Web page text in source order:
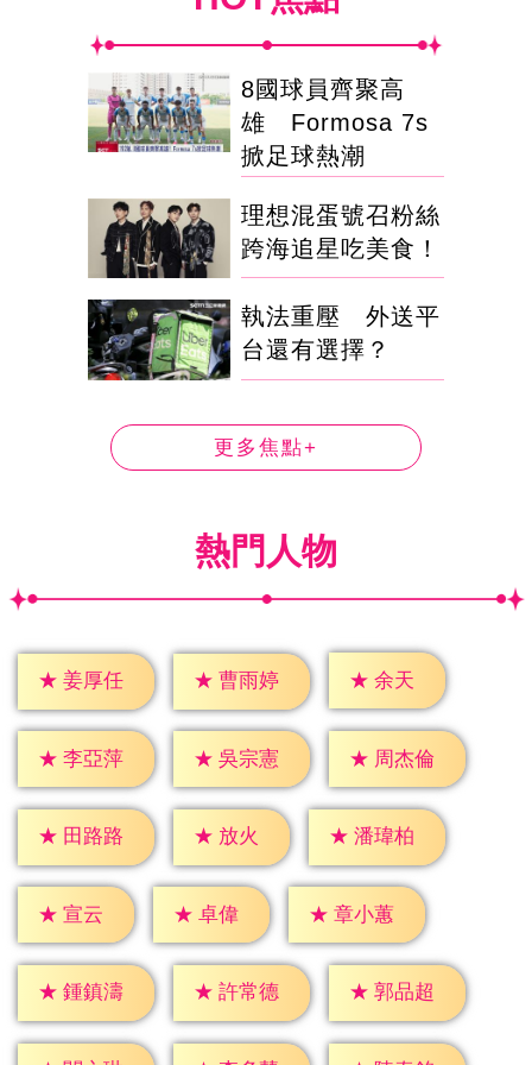
8國球員齊聚高
雄 Formosa 7s
掀足球熱潮
理想混蛋號召粉絲
跨海追星吃美食！
執法重壓 外送平
台還有選擇？
更多焦點+
熱門人物
★ 姜厚任 ★ 曹雨婷 ★ 余天
★ 李亞萍 ★ 吳宗憲 ★ 周杰倫
★ 田路路 ★ 放火 ★ 潘瑋柏
★ 宣云 ★ 卓偉 ★ 章小蕙
★ 鍾鎮濤 ★ 許常德 ★ 郭品超